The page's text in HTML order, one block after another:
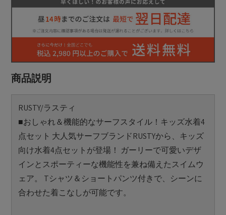
商品説明
RUSTY/ラスティ
■おしゃれ＆機能的なサーフスタイル！キッズ水着4
点セット 大人気サーフブランドRUSTYから、キッズ
向け水着4点セットが登場！ ガーリーで可愛いデザ
インとスポーティーな機能性を兼ね備えたスイムウ
ェア。 Tシャツ＆ショートパンツ付きで、シーンに
合わせた着こなしが可能です。